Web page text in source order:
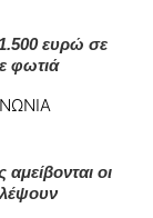
ευρώ σε
φωτιά
οι